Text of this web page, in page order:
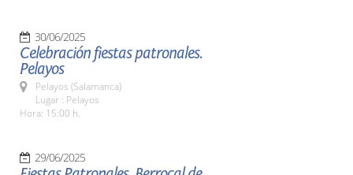
30/06/2025
Celebración fiestas patronales.
Pelayos
Pelayos (Salamanca)
Lugar : Pelayos
Hora: 15:00 h.
29/06/2025